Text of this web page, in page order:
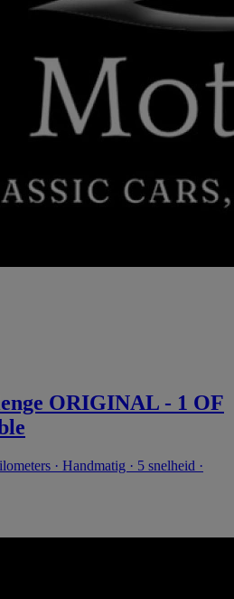
ORIGINAL - 1 OF
· Handmatig · 5 snelheid ·